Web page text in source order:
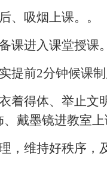
、吸烟上课。。
课进入课堂授课。
提前2分钟候课
着得体、举止文
戴墨镜进教室上
，维持好秩序，